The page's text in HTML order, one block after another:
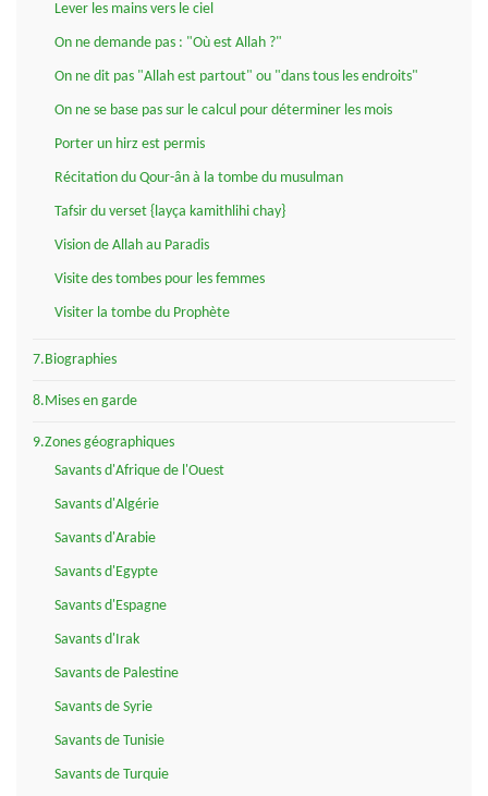
Lever les mains vers le ciel
On ne demande pas : "Où est Allah ?"
On ne dit pas "Allah est partout" ou "dans tous les endroits"
On ne se base pas sur le calcul pour déterminer les mois
Porter un hirz est permis
Récitation du Qour-ân à la tombe du musulman
Tafsir du verset {layça kamithlihi chay}
Vision de Allah au Paradis
Visite des tombes pour les femmes
Visiter la tombe du Prophète
7.Biographies
8.Mises en garde
9.Zones géographiques
Savants d'Afrique de l'Ouest
Savants d'Algérie
Savants d'Arabie
Savants d'Egypte
Savants d'Espagne
Savants d'Irak
Savants de Palestine
Savants de Syrie
Savants de Tunisie
Savants de Turquie